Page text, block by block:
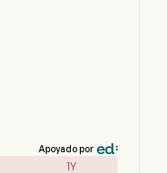
Apoyado por
1Y